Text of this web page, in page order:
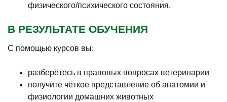
физического/психического состояния.
В РЕЗУЛЬТАТЕ ОБУЧЕНИЯ
С помощью курсов вы:
разберётесь в правовых вопросах ветеринарии
получите чёткое представление об анатомии и
физиологии домашних животных